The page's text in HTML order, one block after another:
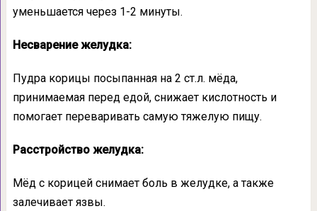
уменьшается через 1-2 минуты.
Несварение желудка:
Пудра корицы посыпанная на 2 ст.л. мёда,
принимаемая перед едой, снижает кислотность и
помогает переваривать самую тяжелую пищу.
Расстройство желудка:
Мёд с корицей снимает боль в желудке, а также
залечивает язвы.